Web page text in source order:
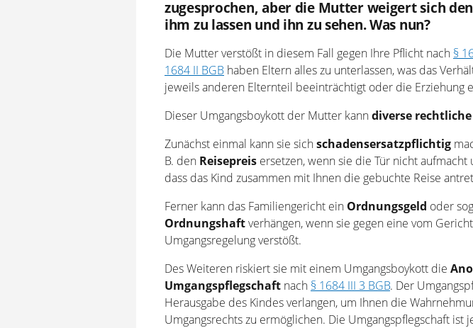
zugesprochen, aber die Mutter weigert sich
ihm zu lassen und ihn zu sehen. Was nun?
Die Mutter verstößt in diesem Fall gegen Ihre Pflicht nach §
1684 II BGB haben Eltern alles zu unterlassen, was das
jeweils anderen Elternteil beeinträchtigt oder die Erziehung
Dieser Umgangsboykott der Mutter kanndiverse rechtliche
Zunächst einmal kann sie sichschadensersatzpflichtig
B. den Reisepreis ersetzen, wenn sie die Tür nicht
dass das Kind zusammen mit Ihnen die gebuchte Reise
Ferner kann das Familiengericht ein Ordnungsgeld oder
Ordnungshaftverhängen, wenn sie gegen eine vom
Umgangsregelung verstößt.
Des Weiteren riskiert sie mit einem Umgangsboykott die
Umgangspflegschaft nach § 1684 III 3 BGB. Der
Herausgabe des Kindes verlangen, um Ihnen die
Umgangsrechts zu ermöglichen. Die Umgangspflegschaft ist